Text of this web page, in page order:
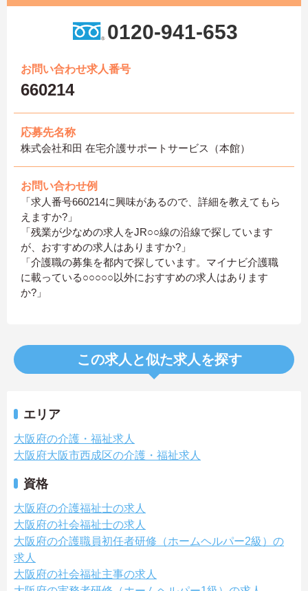
0120-941-653
お問い合わせ求人番号
660214
応募先名称
株式会社和田 在宅介護サポートサービス（本館）
お問い合わせ例
「求人番号660214に興味があるので、詳細を教えてもら
えますか?」
「残業が少なめの求人をJR○○線の沿線で探しています
が、おすすめの求人はありますか?」
「介護職の募集を都内で探しています。マイナビ介護職
に載っている○○○○○以外におすすめの求人はあります
か?」
この求人と似た求人を探す
エリア
大阪府の介護・福祉求人
大阪府大阪市西成区の介護・福祉求人
資格
大阪府の介護福祉士の求人
大阪府の社会福祉士の求人
大阪府の介護職員初任者研修（ホームヘルパー2級）の
求人
大阪府の社会福祉主事の求人